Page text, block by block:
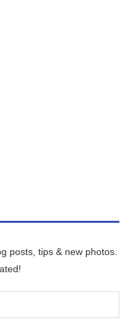
posts, tips & new photos.